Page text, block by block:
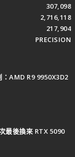
307,098
2,716,118
217,904
PRECISION
AMD R9 9950X3D2
最後換來 RTX 5090